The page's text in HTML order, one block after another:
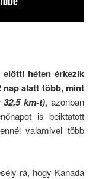
előtti héten érkezik
nap alatt több, mint
km-t), azonban
is beiktatott
valamivel több
rá, hogy Kanada